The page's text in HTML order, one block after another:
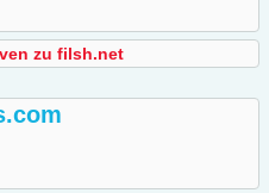
zu filsh.net